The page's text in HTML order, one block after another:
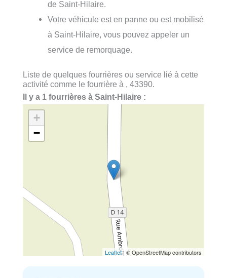
de Saint-Hilaire.
Votre véhicule est en panne ou est mobilisé
à Saint-Hilaire, vous pouvez appeler un
service de remorquage.
Liste de quelques fourrières ou service lié à cette
activité comme le fourrière à , 43390.
Il y a 1 fourrières à Saint-Hilaire :
+
−
Leaflet| © OpenStreetMap contributors